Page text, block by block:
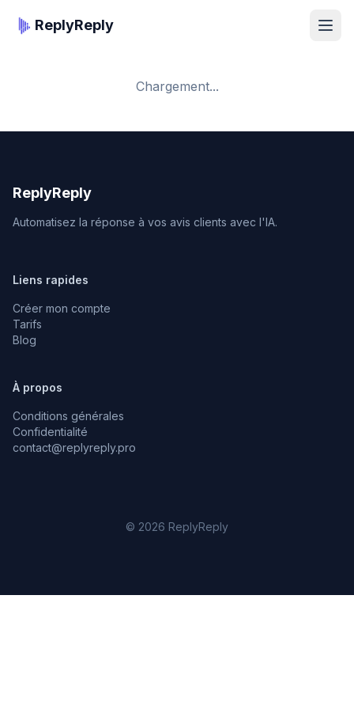
ReplyReply
...
Chargement...
ReplyReply
Automatisez la réponse à vos avis clients avec l'IA.
Liens rapides
Créer mon compte
Tarifs
Blog
À propos
Conditions générales
Confidentialité
contact@replyreply.pro
© 2026 ReplyReply